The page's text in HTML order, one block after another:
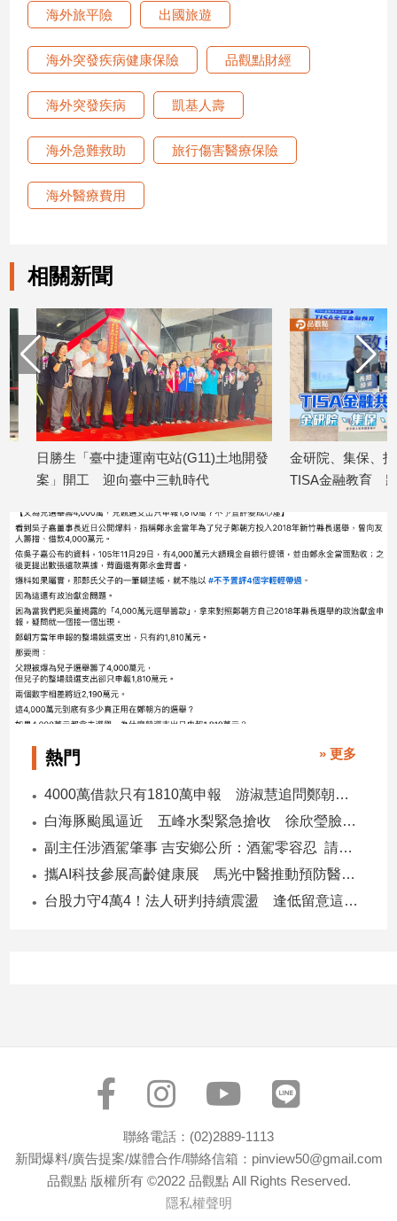
點
娛
樂
娛
尚
星
生
活
建
築/
室
設
計
旅
遊/
美
食
星
座/
命
理
康/
親
情
藝
戲
海外旅平險 出國旅遊
海外突發疾病健康保險 品觀點財經
海外突發疾病 凱基人壽
海外急難救助 旅行傷害醫療保險
海外醫療費用
相關新聞
日勝生「臺中捷運南屯站(G11)土地開發
案」開工 迎向臺中三軌時代
金研院、集保、投信
TISA金融教育 將辦
熱門 » 更多
4000萬借款只有1810萬申報 游淑慧追問鄭朝方：2190萬差額去哪了
白海豚颱風逼近 五峰水梨緊急搶收 徐欣瑩臉書急呼「搶救五峰水梨」
副主任涉酒駕肇事 吉安鄉公所：酒駕零容忍 請辭獲准
攜AI科技參展高齡健康展 馬光中醫推動預防醫學迎接長壽新經濟
台股力守4萬4！法人研判持續震盪 逢低留意這些族群
聯絡電話：(02)2889-1113
新聞爆料/廣告提案/媒體合作/聯絡信箱：pinview50@gmail.com
品觀點 版權所有 ©2022 品觀點 All Rights Reserved.
隱私權聲明